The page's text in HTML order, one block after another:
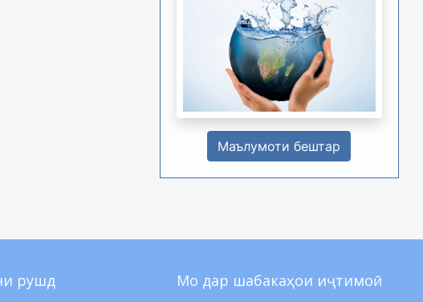
Маълумоти бештар
рушд Мо дар шабакаҳои иҷтимоӣ